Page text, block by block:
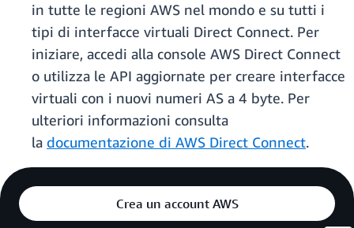
in tutte le regioni AWS nel mondo e su tutti i
tipi di interfacce virtuali Direct Connect. Per
iniziare, accedi alla console AWS Direct Connect
o utilizza le API aggiornate per creare interfacce
virtuali con i nuovi numeri AS a 4 byte. Per
ulteriori informazioni consulta
la documentazione di AWS Direct Connect.
Crea un account AWS